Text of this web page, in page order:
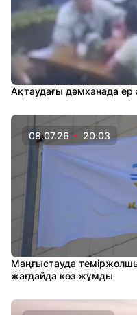
Ақтаудағы дәмханада ер
08.07.26 20:03
Маңғыстауда
жағдайда көз жұмды